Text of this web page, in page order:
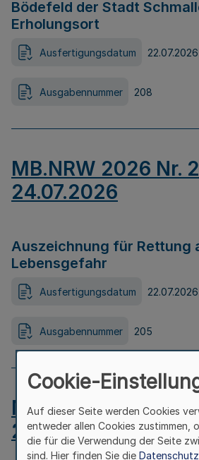
Bödefeld der Stadt
Erholungsort
Ausfertigungsdatum 22.07.2026
Ausgabennummer 208
MB.NRW 2026 Nr.
24.07.2026
Auszeichnung für Rettung
Lebensgefahr
Ausfertigungsdatum 22.07.2026
Ausgabennummer 205
MB.NRW 2026 Nr.
24.07.2026
Cookie-
Auf dieser Seite werden Cookies
entweder allen Cookies zustimmen,
die für die Verwendung der Seite
sind. Hier finden Sie die